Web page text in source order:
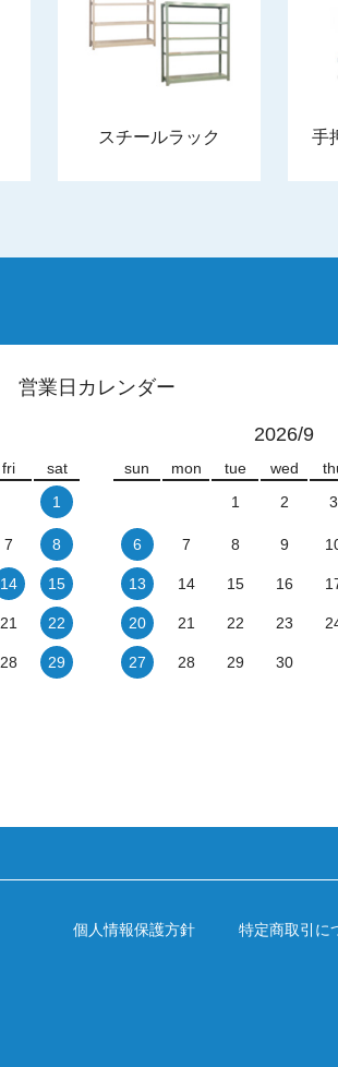
スチールラック 手
営業日カレンダー
fri
sat
1
7 8
14 15
21 22
28 29
2026/9
sun mon tue wed
1
2 3
6 7 8 9
13 14 15 16
20 21 22 23
27 28 29 30
個人情報保護方針 特定商取引に